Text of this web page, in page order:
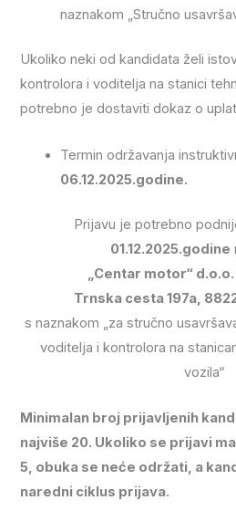
naznakom „Stručno
Ukoliko neki od kandidata želi
kontrolora i voditelja na stanici
potrebno je dostaviti dokaz o
Termin održavanja
06.12.2025.godine.
Prijavu je potrebno
01.12.2025.godine
„Centar motor“
Trnska cesta 197a,
s naznakom „za stručno
voditelja i kontrolora na
vozila“
Minimalan broj prijavljenih
najviše 20. Ukoliko se prijavi
5, obuka se neće održati, a
naredni ciklus prijava.